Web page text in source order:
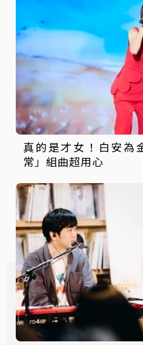
真的是才女！白安為
常」組曲超用心